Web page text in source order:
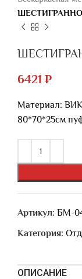
6421 ₽
Материал:
80*70*25см
Артикул: БМ-
Категория:
ОПИСАНИЕ